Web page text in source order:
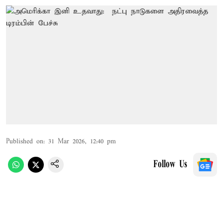
Published on: 31 Mar 2026, 12:40 pm
Follow Us